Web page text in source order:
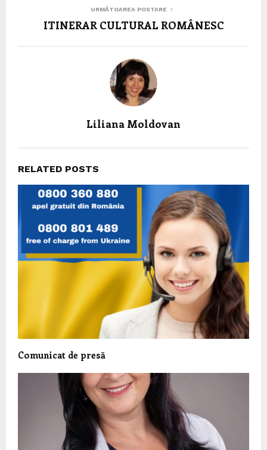
URMĂTOAREA POSTARE
ITINERAR CULTURAL ROMÂNESC
Liliana Moldovan
RELATED POSTS
Comunicat de presă